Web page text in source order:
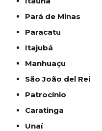
Pará de Minas
Paracatu
Itajubá
Manhuaçu
São João del Rei
Patrocínio
Caratinga
Unaí